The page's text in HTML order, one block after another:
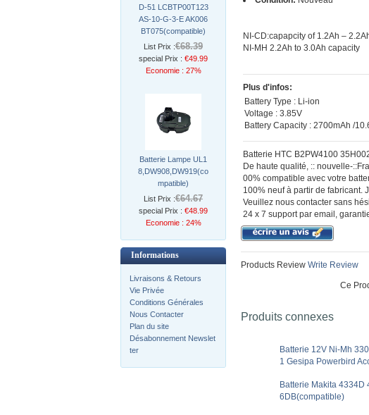
D-51 LCBTP00T123
AS-10-G-3-E AK006
BT075(compatible)
List Prix :€68.39
special Prix : €49.99
Economie : 27%
Batterie Lampe UL1
8,DW908,DW919(co
mpatible)
List Prix :€64.67
special Prix : €48.99
Economie : 24%
Informations
Livraisons & Retours
Vie Privée
Conditions Générales
Nous Contacter
Plan du site
Désabonnement Newslet
ter
NI-CD:capapcity of 1.2Ah –
NI-MH 2.2Ah to 3.0Ah capacity
Plus d'infos:
Battery Type : Li-ion
Voltage : 3.85V
Battery Capacity : 2700mAh /
Batterie HTC B2PW4100
De haute qualité, :: nouvelle-
00% compatible avec votre
100% neuf à partir de fabricant.
Veuillez nous contacter sans
24 x 7 support par email,
Products Review Write Review
Ce
Produits connexes
Batterie 12V Ni-Mh
1 Gesipa Powerbird
Batterie Makita 4334D
6DB(compatible)